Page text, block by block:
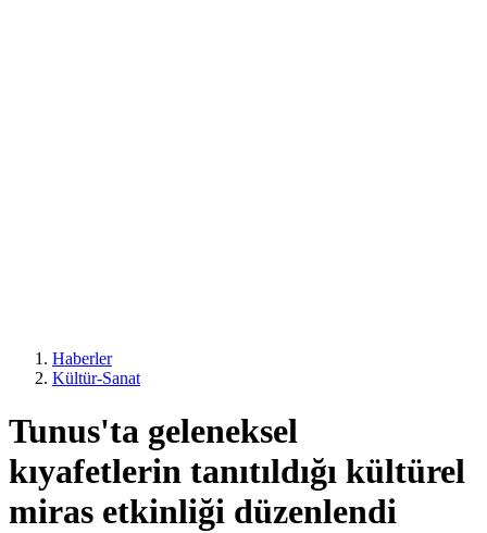
Haberler
Kültür-Sanat
Tunus'ta geleneksel
kıyafetlerin tanıtıldığı kültürel
miras etkinliği düzenlendi